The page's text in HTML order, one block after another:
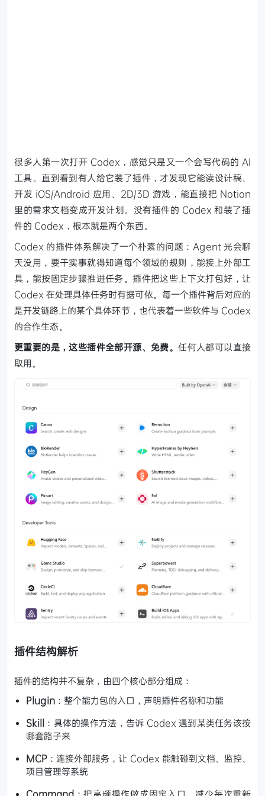
很多人第一次打开 Codex，感觉只是又一个会写代码的 AI
工具。直到看到有人给它装了插件，才发现它能读设计稿、
开发 iOS/Android 应用、2D/3D 游戏，能直接把 Notion
里的需求文档变成开发计划。没有插件的 Codex 和装了插
件的 Codex，根本就是两个东西。
Codex 的插件体系解决了一个朴素的问题：Agent 光会聊
天没用，要干实事就得知道每个领域的规则，能接上外部工
具，能按固定步骤推进任务。插件把这些上下文打包好，让
Codex 在处理具体任务时有据可依。每一个插件背后对应的
是开发链路上的某个具体环节，也代表着一些软件与 Codex
的合作生态。
更重要的是，这些插件全部开源、免费。任何人都可以直接
取用。
插件结构解析
插件的结构并不复杂，由四个核心部分组成：
Plugin ：整个能力包的入口，声明插件名称和功能
Skill ：具体的操作方法，告诉 Codex 遇到某类任务该按
哪套路子来
MCP ：连接外部服务，让 Codex 能触碰到文档、监控、
项目管理等系统
Command ：把高频操作做成固定入口，减少每次重新